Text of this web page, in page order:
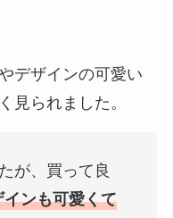
デザインの可愛い
見られました。
が、買って良
ンも可愛くて